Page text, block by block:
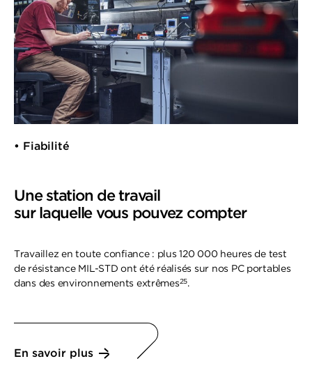
• Fiabilité
Une station de travail
sur laquelle vous pouvez compter
Travaillez en toute confiance : plus 120 000 heures de test
de résistance MIL-STD ont été réalisés sur nos PC portables
dans des environnements extrêmes25.
En savoir plus